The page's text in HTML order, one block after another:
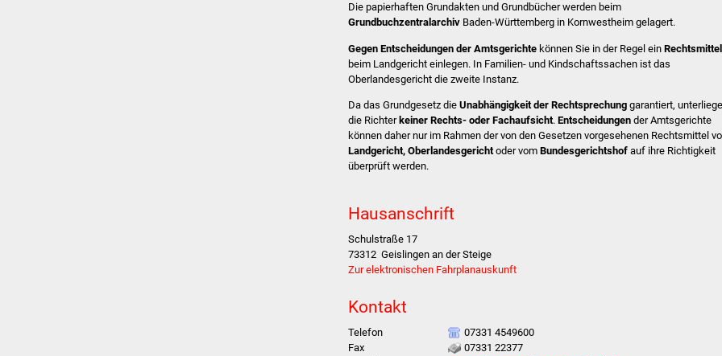
Die papierhaften Grundakten und Grundbücher werden beim
Grundbuchzentralarchiv Baden-Württemberg in Kornwestheim gelagert.
Gegen Entscheidungen der Amtsgerichte können Sie in der Regel ein Rechtsmittel
beim Landgericht einlegen. In Familien- und Kindschaftssachen ist das
Oberlandesgericht die zweite Instanz.
Da das Grundgesetz die Unabhängigkeit der Rechtsprechung garantiert,
die Richter keiner Rechts- oder Fachaufsicht. Entscheidungen der Amtsgerichte
können daher nur im Rahmen der von den Gesetzen vorgesehenen Rechtsmittel
Landgericht, Oberlandesgerichtoder vom Bundesgerichtshof auf ihre Richtigkeit
überprüft werden.
Hausanschrift
Schulstraße 17
73312 Geislingen an der Steige
Zur elektronischen Fahrplanauskunft
Kontakt
Telefon
07331 4549600
Fax
07331 22377